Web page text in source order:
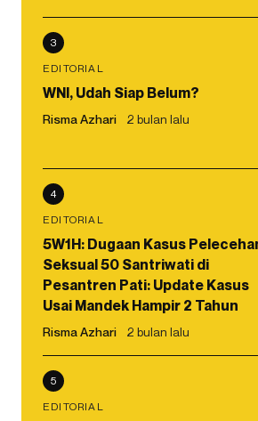
3
EDITORIAL
WNI, Udah Siap Belum?
Risma Azhari 2 bulan lalu
4
EDITORIAL
5W1H: Dugaan Kasus
Seksual 50 Santriwati di
Pesantren Pati: Update Kasus
Usai Mandek Hampir 2 Tahun
Risma Azhari 2 bulan lalu
5
EDITORIAL